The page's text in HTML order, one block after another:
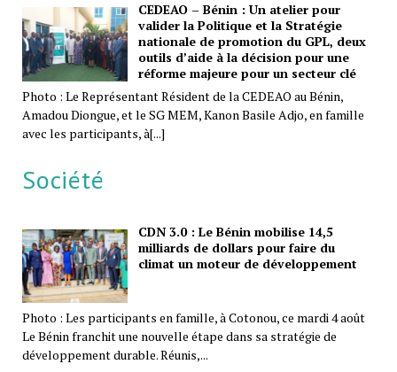
CEDEAO – Bénin : Un atelier pour
valider la Politique et la Stratégie
nationale de promotion du GPL, deux
outils d’aide à la décision pour une
réforme majeure pour un secteur clé
Photo : Le Représentant Résident de la CEDEAO au Bénin,
Amadou Diongue, et le SG MEM, Kanon Basile Adjo, en famille
avec les participants, à[...]
Société
CDN 3.0 : Le Bénin mobilise 14,5
milliards de dollars pour faire du
climat un moteur de développement
Photo : Les participants en famille, à Cotonou, ce mardi 4 août
Le Bénin franchit une nouvelle étape dans sa stratégie de
développement durable. Réunis,...